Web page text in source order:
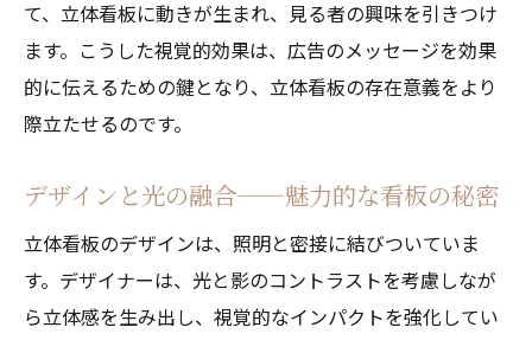
未来都市の顔となる立体看板
立体看板照明が創り出す街のアイコンとその効
果
ブランド認知度を高める立体看板
商業施設の集客力向上に貢献
地域イベントと立体看板の連携
立体看板がもたらすエンターテインメント
て、立体看板に動きが生まれ、見る者の興味を引きつけ
ます。こうした視覚的効果は、広告のメッセージを効果
的に伝えるための鍵となり、立体看板の存在意義をより
際立たせるのです。
デザインと光の融合——魅力的な看板の秘密
立体看板のデザインは、照明と密接に結びついていま
す。デザイナーは、光と影のコントラストを考慮しなが
ら立体感を生み出し、視覚的なインパクトを強化してい